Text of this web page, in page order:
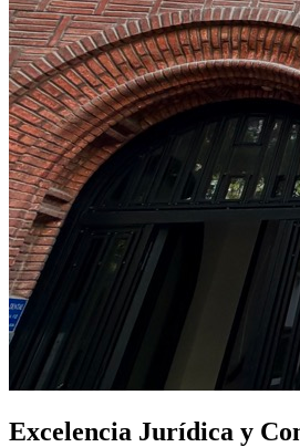
Excelencia Jurídica y